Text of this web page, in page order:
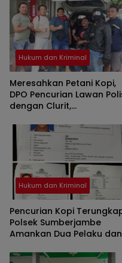
Hukum dan Kriminal
Meresahkan Petani Kopi,
DPO Pencurian Lawan
dengan Clurit,
Polres Jember
Hukum dan Kriminal
Pencurian Kopi
Polsek Sumberjambe
Amankan Dua Pelaku dan